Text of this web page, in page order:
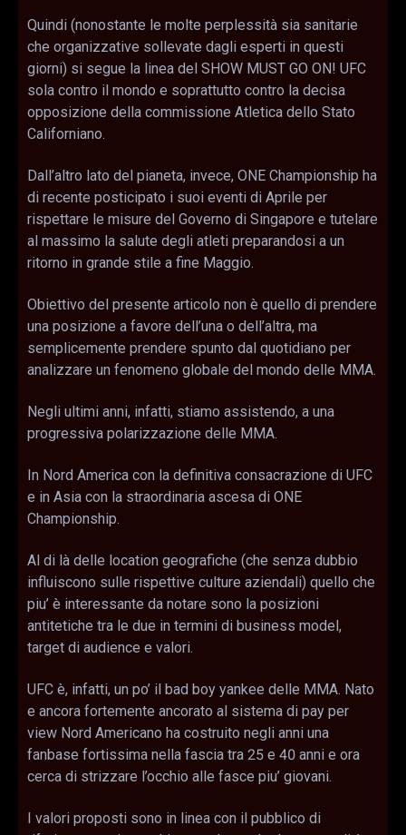
Quindi (nonostante le molte perplessità sia sanitarie
che organizzative sollevate dagli esperti in questi
giorni) si segue la linea del SHOW MUST GO ON! UFC
sola contro il mondo e soprattutto contro la decisa
opposizione della commissione Atletica dello Stato
Californiano.
Dall’altro lato del pianeta, invece, ONE Championship ha
di recente posticipato i suoi eventi di Aprile per
rispettare le misure del Governo di Singapore e tutelare
al massimo la salute degli atleti preparandosi a un
ritorno in grande stile a fine Maggio.
Obiettivo del presente articolo non è quello di prendere
una posizione a favore dell’una o dell’altra, ma
semplicemente prendere spunto dal quotidiano per
analizzare un fenomeno globale del mondo delle MMA.
Negli ultimi anni, infatti, stiamo assistendo, a una
progressiva polarizzazione delle MMA.
In Nord America con la definitiva consacrazione di UFC
e in Asia con la straordinaria ascesa di ONE
Championship.
Al di là delle location geografiche (che senza dubbio
influiscono sulle rispettive culture aziendali) quello che
piu’ è interessante da notare sono la posizioni
antitetiche tra le due in termini di business model,
target di audience e valori.
UFC è, infatti, un po’ il bad boy yankee delle MMA. Nato
e ancora fortemente ancorato al sistema di pay per
view Nord Americano ha costruito negli anni una
fanbase fortissima nella fascia tra 25 e 40 anni e ora
cerca di strizzare l’occhio alle fasce piu’ giovani.
I valori proposti sono in linea con il pubblico di